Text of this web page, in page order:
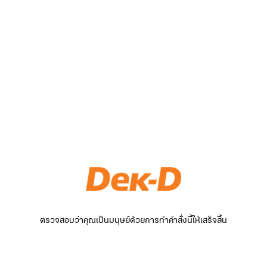
ตรวจสอบว่าคุณเป็นมนุษย์ด้วยการทำคำสั่งนี้ให้เสร็จสิ้น